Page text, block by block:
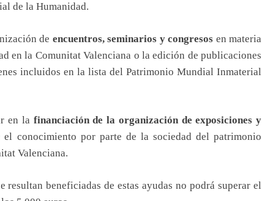
de la Humanidad.
de encuentros, seminarios y congresos en materia
en la Comunitat Valenciana o la edición de publicaciones
incluidos en la lista del Patrimonio Mundial Inmaterial
en la financiación de la organización de exposiciones y
conocimiento por parte de la sociedad del patrimonio
Valenciana.
beneficiadas de estas ayudas no podrá superar el